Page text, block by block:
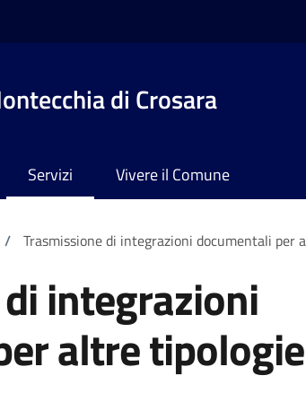
di Crosara
Servizi Vivere il Comune
/ Trasmissione di integrazioni documentali per
integrazioni
altre